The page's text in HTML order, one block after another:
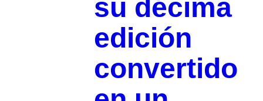
su décima
edición
convertido